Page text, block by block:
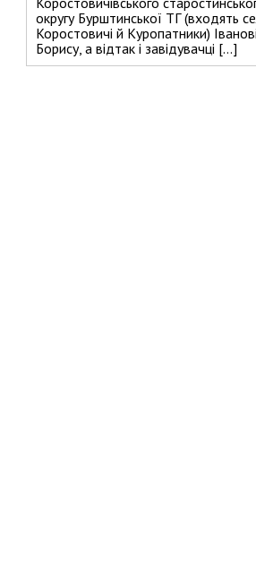
округу Бурштинської ТГ (входять
Коростовичі й Куропатники) Іванові
Борису, а відтак і завідувачці […]